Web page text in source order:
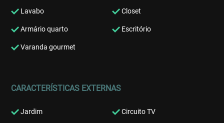
Lavabo Closet
Armário quarto Escritório
Varanda gourmet
CARACTERÍSTICAS EXTERNAS
Jardim Circuito TV